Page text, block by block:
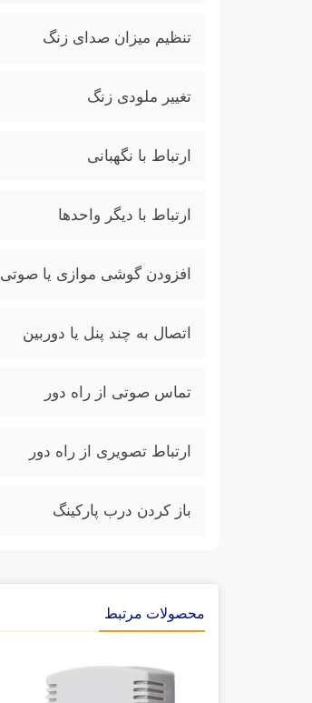
تنظیم میزان صدای زنگ
تغییر ملودی زنگ
ارتباط با نگهبانی
ارتباط با دیگر واحدها
افزودن گوشی موازی یا صوتی
اتصال به چند پنل یا دوربین
تماس صوتی از راه دور
ارتباط تصویری از راه دور
باز کردن درب پارکینگ
محصولات مرتبط